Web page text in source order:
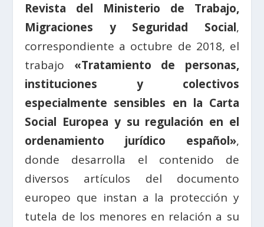
Revista del Ministerio de Trabajo,
Migraciones y Seguridad Social,
correspondiente a octubre de 2018, el
trabajo «Tratamiento de personas,
instituciones y colectivos
especialmente sensibles en la Carta
Social Europea y su regulación en el
ordenamiento jurídico español»,
donde desarrolla el contenido de
diversos artículos del documento
europeo que instan a la protección y
tutela de los menores en relación a su